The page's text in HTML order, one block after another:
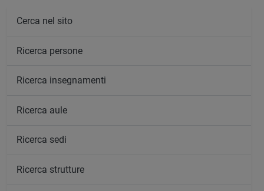
Cerca nel sito
Ricerca persone
Ricerca insegnamenti
Ricerca aule
Ricerca sedi
Ricerca strutture